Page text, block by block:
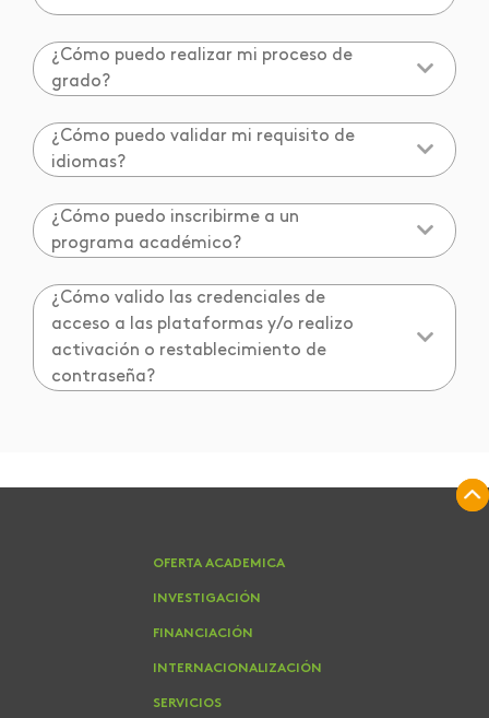
¿Cómo puedo realizar mi proceso de
grado?
¿Cómo puedo validar mi requisito de
idiomas?
¿Cómo puedo inscribirme a un
programa académico?
¿Cómo valido las credenciales de
acceso a las plataformas y/o realizo
activación o restablecimiento de
contraseña?
OFERTA ACADEMICA
INVESTIGACIÓN
FINANCIACIÓN
INTERNACIONALIZACIÓN
SERVICIOS